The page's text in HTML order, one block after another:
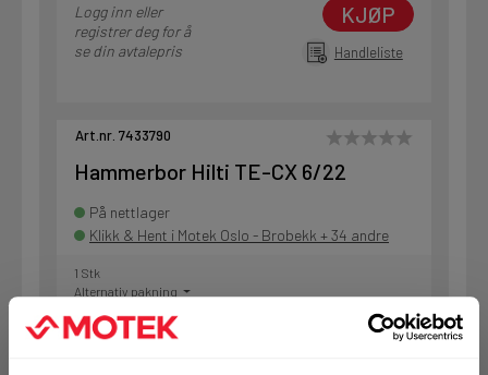
Logg inn eller
registrer deg for å
se din avtalepris
KJØP
Handleliste
Art.nr. 7433790
Hammerbor Hilti TE-CX 6/22
På nettlager
Klikk & Hent i Motek Oslo - Brobekk + 34 andre
1 Stk
Alternativ pakning